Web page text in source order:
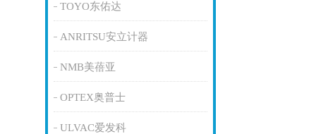
TOYO东佑达
ANRITSU安立计器
NMB美蓓亚
OPTEX奥普士
ULVAC爱发科